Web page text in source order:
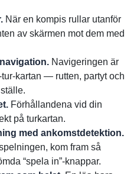
När en kompis rullar utanför
av skärmen mot dem med
Navigeringen är
kartan — rutten, partyt och
Förhållandena vid din
på turkartan.
med ankomst­detektion.
kom fram så
“spela in”-knappar.